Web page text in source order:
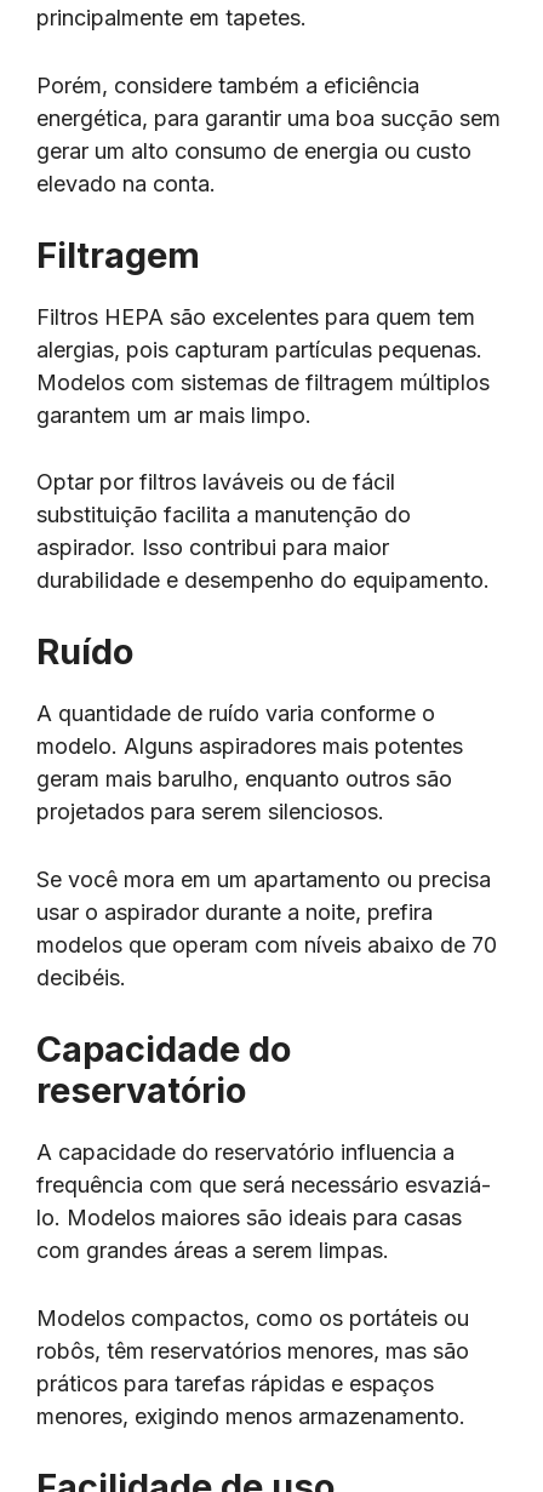
principalmente em tapetes.
Porém, considere também a eficiência
energética, para garantir uma boa sucção sem
gerar um alto consumo de energia ou custo
elevado na conta.
Filtragem
Filtros HEPA são excelentes para quem tem
alergias, pois capturam partículas pequenas.
Modelos com sistemas de filtragem múltiplos
garantem um ar mais limpo.
Optar por filtros laváveis ou de fácil
substituição facilita a manutenção do
aspirador. Isso contribui para maior
durabilidade e desempenho do equipamento.
Ruído
A quantidade de ruído varia conforme o
modelo. Alguns aspiradores mais potentes
geram mais barulho, enquanto outros são
projetados para serem silenciosos.
Se você mora em um apartamento ou precisa
usar o aspirador durante a noite, prefira
modelos que operam com níveis abaixo de 70
decibéis.
Capacidade do
reservatório
A capacidade do reservatório influencia a
frequência com que será necessário esvaziá-
lo. Modelos maiores são ideais para casas
com grandes áreas a serem limpas.
Modelos compactos, como os portáteis ou
robôs, têm reservatórios menores, mas são
práticos para tarefas rápidas e espaços
menores, exigindo menos armazenamento.